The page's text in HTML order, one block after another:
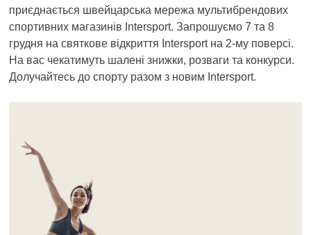
приєднається швейцарська мережа мультибрендових
спортивних магазинів Intersport. Запрошуємо 7 та 8
грудня на святкове відкриття Іntersport на 2-му поверсі.
На вас чекатимуть шалені знижки, розваги та конкурси.
Долучайтесь до спорту разом з новим Intersport.